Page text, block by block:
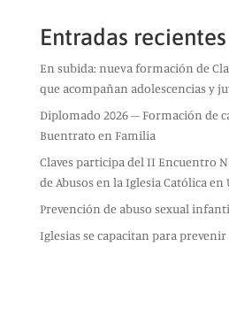
Entradas recientes
En subida: nueva formación de
que acompañan adolescencias y
Diplomado 2026 – Formación de
Buentrato en Familia
Claves participa del II Encuentro
de Abusos en la Iglesia Católica en
Prevención de abuso sexual
Iglesias se capacitan para